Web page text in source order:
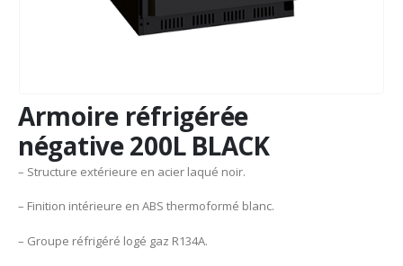
Armoire réfrigérée
négative 200L BLACK
– Structure extérieure en acier laqué noir.
– Finition intérieure en ABS thermoformé blanc.
– Groupe réfrigéré logé gaz R134A.